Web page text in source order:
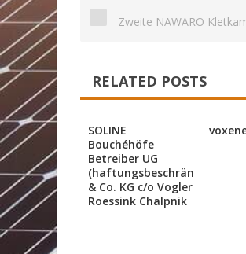
Zweite NAWARO
RELATED POSTS
SOLINE
Bouchéhöfe
Betreiber UG
(haftungsbeschränkt)
& Co. KG c/o Vogler
Roessink Chalpnik